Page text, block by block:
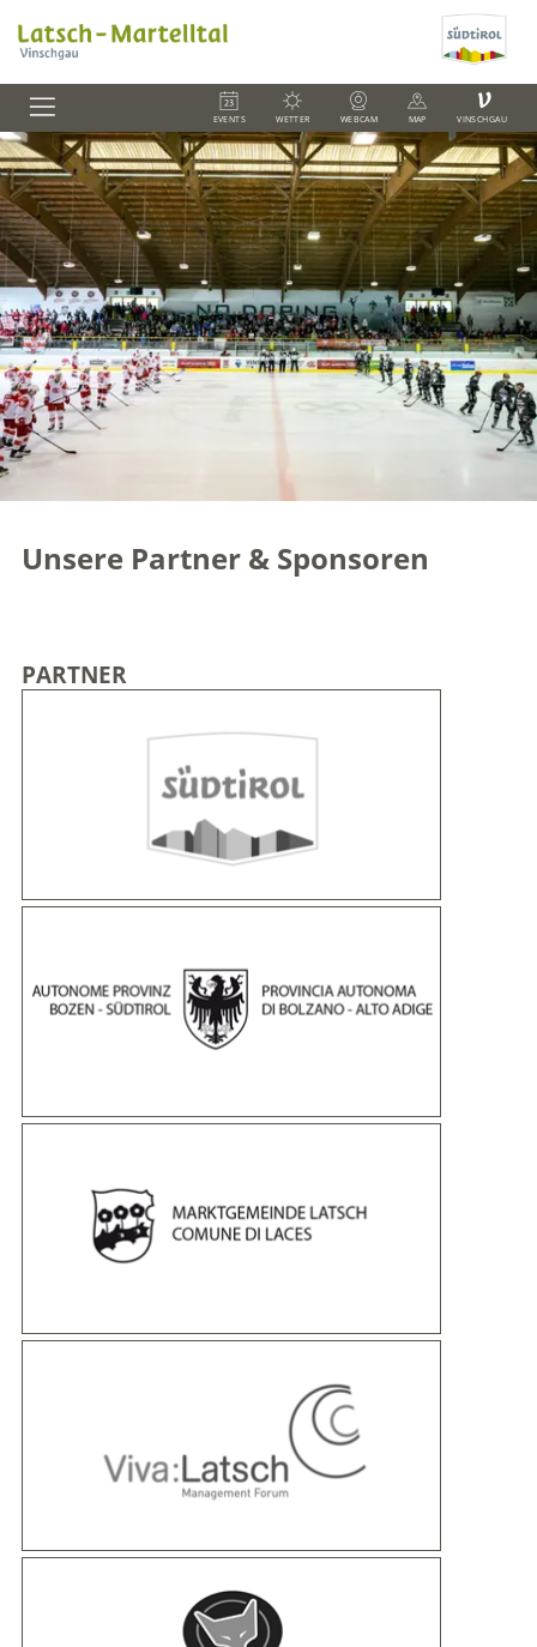
EVENTS WETTER WEBCAM MAP
V
VINSCHGAU
Unsere Partner & Sponsoren
PARTNER